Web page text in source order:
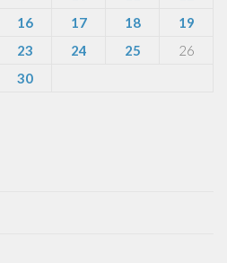
16 17 18
19
23 24 25
26
30